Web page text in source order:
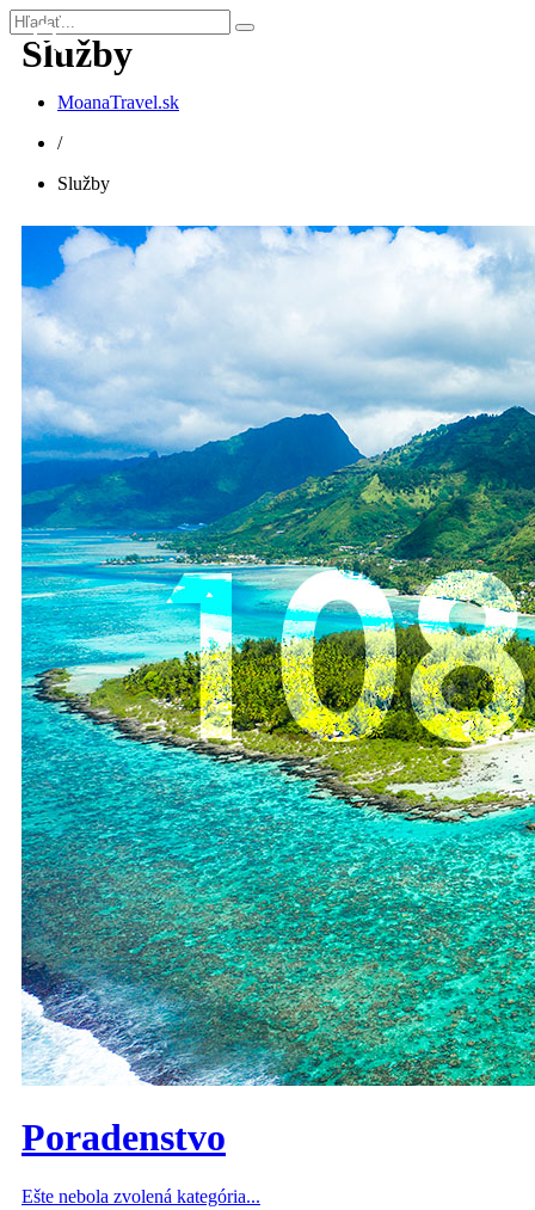
Služby
MoanaTravel.sk
/
Služby
Poradenstvo
Ešte nebola zvolená kategória...